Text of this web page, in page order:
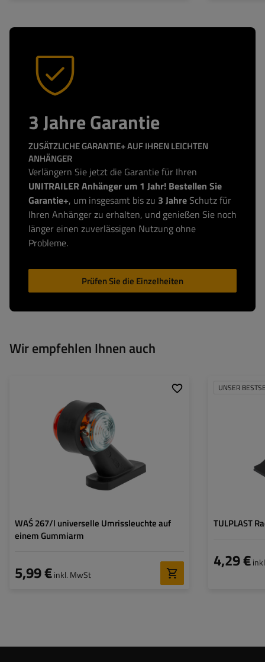
3 Jahre Garantie
ZUSÄTZLICHE GARANTIE+ AUF IHREN LEICHTEN
ANHÄNGER
Verlängern Sie jetzt die Garantie für Ihren
UNITRAILER Anhänger um 1 Jahr! Bestellen Sie
Garantie+, um insgesamt bis zu 3 Jahre Schutz für
Ihren Anhänger zu erhalten, und genießen Sie noch
länger einen zuverlässigen Nutzung ohne
Probleme.
Prüfen Sie die Einzelheiten
Wir empfehlen Ihnen auch
WAŚ 267/l universelle Umrissleuchte auf
einem Gummiarm
5,99 €inkl. MwSt
Glühbirne
12/24 V
Lampenfunktionen:
vordere Umrissleuchte
hintere Umrissleuchte
Kabel für Umrissleuchten:
UNSER
TULPLAST
4,29 €